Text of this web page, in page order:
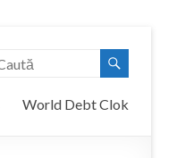
World Debt Clok